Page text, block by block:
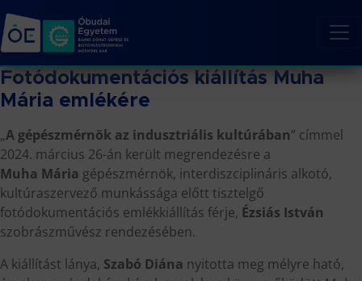
Fotódokumentációs kiállítás Muha
Mária emlékére
„A gépészmérnök az indusztriális kultúrában” címmel
2024. március 26-án került megrendezésre a
Muha Mária gépészmérnök, interdiszciplináris alkotó,
kultúraszervező munkássága előtt tisztelgő
fotódokumentációs emlékkiállítás férje, Ézsiás István
szobrászművész rendezésében.
A kiállítást lánya, Szabó Diána nyitotta meg mélyre ható,